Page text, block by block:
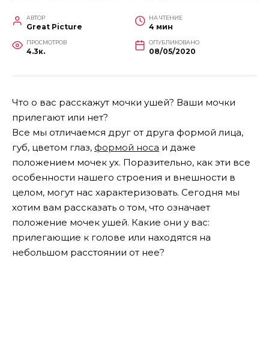
АВТОР
Great Picture
НА ЧТЕНИЕ
4 мин
ПРОСМОТРОВ
4.3к.
ОПУБЛИКОВАНО
08/05/2020
Что о вас расскажут мочки ушей? Ваши мочки
прилегают или нет?
Все мы отличаемся друг от друга формой лица,
губ, цветом глаз, формой носа и даже
положением мочек ух. Поразительно, как эти все
особенности нашего строения и внешности в
целом, могут нас характеризовать. Сегодня мы
хотим вам рассказать о том, что означает
положение мочек ушей. Какие они у вас:
прилегающие к голове или находятся на
небольшом расстоянии от нее?